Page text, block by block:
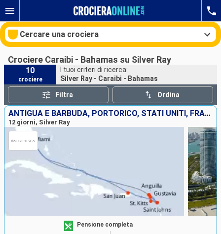
Cercare una crociera
Le nostre destinazioni
Mesi di partenza
Porti
Crociere Caraibi - Bahamas su Silver Ray
10
crociere
I tuoi criteri di ricerca:
Silver Ray - Caraibi - Bahamas
Filtra Ordina
ANTIGUA E BARBUDA, PORTORICO, STATI UNITI, FRANCIA, ANGUILLA
12 giorni, Silver Ray
Pensione completa